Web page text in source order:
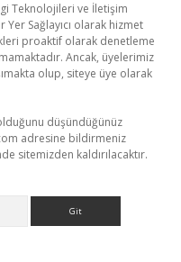
Teknolojileri ve İletişim
Yer Sağlayıcı olarak hizmet
proaktif olarak denetleme
Ancak, üyelerimiz
olup, siteye üye olarak
düşündüğünüz
adresine bildirmeniz
sitemizden kaldırılacaktır.